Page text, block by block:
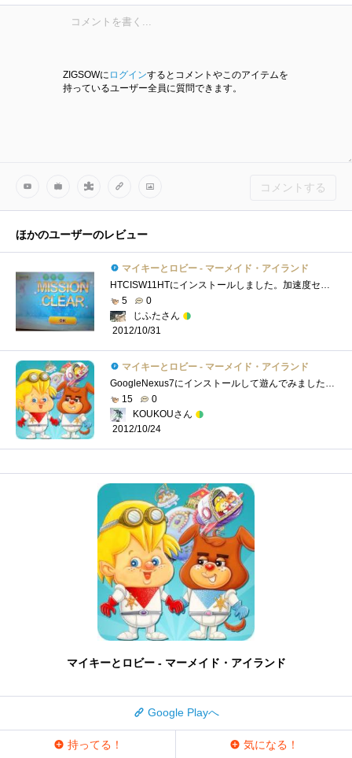
ZIGSOWに ログインするとコメントやこのアイテムを
持っているユーザー全員に質問できます。
コメントする
ほかのユーザーのレビュー
マイキーとロビー - マーメイド・アイランド
HTCISW11HTにインストールしました。加速度センサー対応で、端末を傾けて操作します。直感で何をすればよいのか、どうなればクリアなのかが理解�...
5
0
じふたさん
2012/10/31
マイキーとロビー - マーメイド・アイランド
GoogleNexus7にインストールして遊んでみました。ゲームは非常に簡単で英単語も馴染みやすいものになっており、子供向け英単語学習アプリとして�...
15
0
KOUKOUさん
2012/10/24
マイキーとロビー - マーメイド・アイランド
Google Playへ
持ってる！ 気になる！